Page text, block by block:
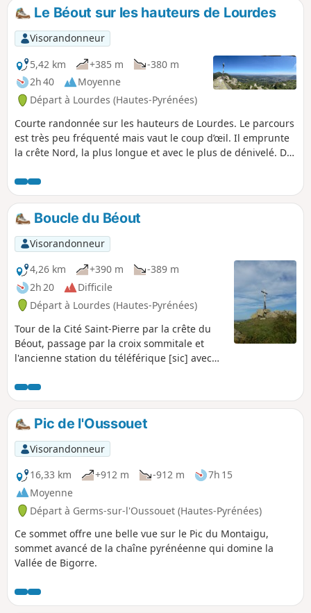
Le Béout sur les hauteurs de Lourdes
Visorandonneur
5,42 km
+385 m
-380 m
2h 40
Moyenne
Départ à Lourdes (Hautes-Pyrénées)
Courte randonnée sur les hauteurs de Lourdes. Le parcours
est très peu fréquenté mais vaut le coup d’œil. Il emprunte
la crête Nord, la plus longue et avec le plus de dénivelé. Du
360° sur le pays lourdais. Du second sommet à 719m, on
découvre un belvédère avec l'ancienne installation du
téléférique (sic) du Béout. Un peu plus loin, c'est l'entrée de
la grotte dite "Gouffre de Lourdes", de 82 m de profondeur.
Boucle du Béout
Visorandonneur
4,26 km
+390 m
-389 m
2h 20
Difficile
Départ à Lourdes (Hautes-Pyrénées)
Tour de la Cité Saint-Pierre par la crête du
Béout, passage par la croix sommitale et
l'ancienne station du téléférique [sic] avec
de la Vallée des Gaves.Cette randonnée en
site sauvage, peu ou pas balisée et avec des
sentiers peu visibles en été et envahis de
fougères (descente particulièrement), la
rend accessible uniquement à des
"aventuriers" de plus de 10 ans que la
découverte de ce petit sommet n'effraiera
pas !
Pic de l'Oussouet
Visorandonneur
16,33 km
+912 m -912 m
7h 15
Moyenne
Départ à Germs-sur-l'Oussouet (Hautes-Pyrénées)
Ce sommet offre une belle vue sur le Pic du Montaigu,
sommet avancé de la chaîne pyrénéenne qui domine la
Vallée de Bigorre.